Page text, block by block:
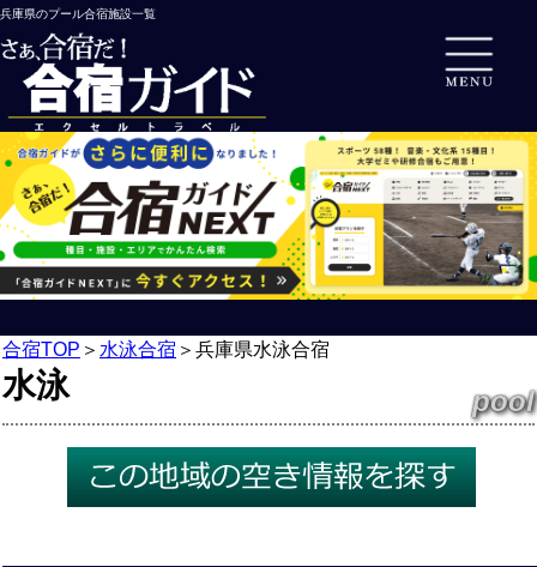
兵庫県のプール合宿施設一覧
合宿TOP ＞ 水泳合宿 ＞ 兵庫県水泳合宿
水泳 pool